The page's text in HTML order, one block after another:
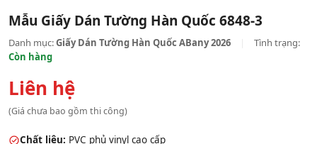
Mẫu Giấy Dán Tường Hàn Quốc 6848-3
Danh mục:Giấy Dán Tường Hàn Quốc ABany 2026
Tình trạng:
Còn hàng
Liên hệ
(Giá chưa bao gồm thi công)
Chất liệu: PVC phủ vinyl cao cấp